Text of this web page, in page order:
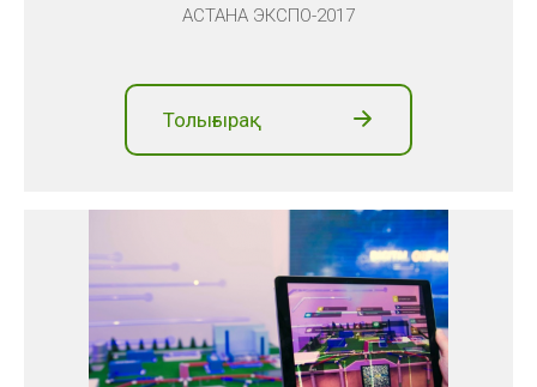
АСТАНА ЭКСПО-2017
Толығырақ